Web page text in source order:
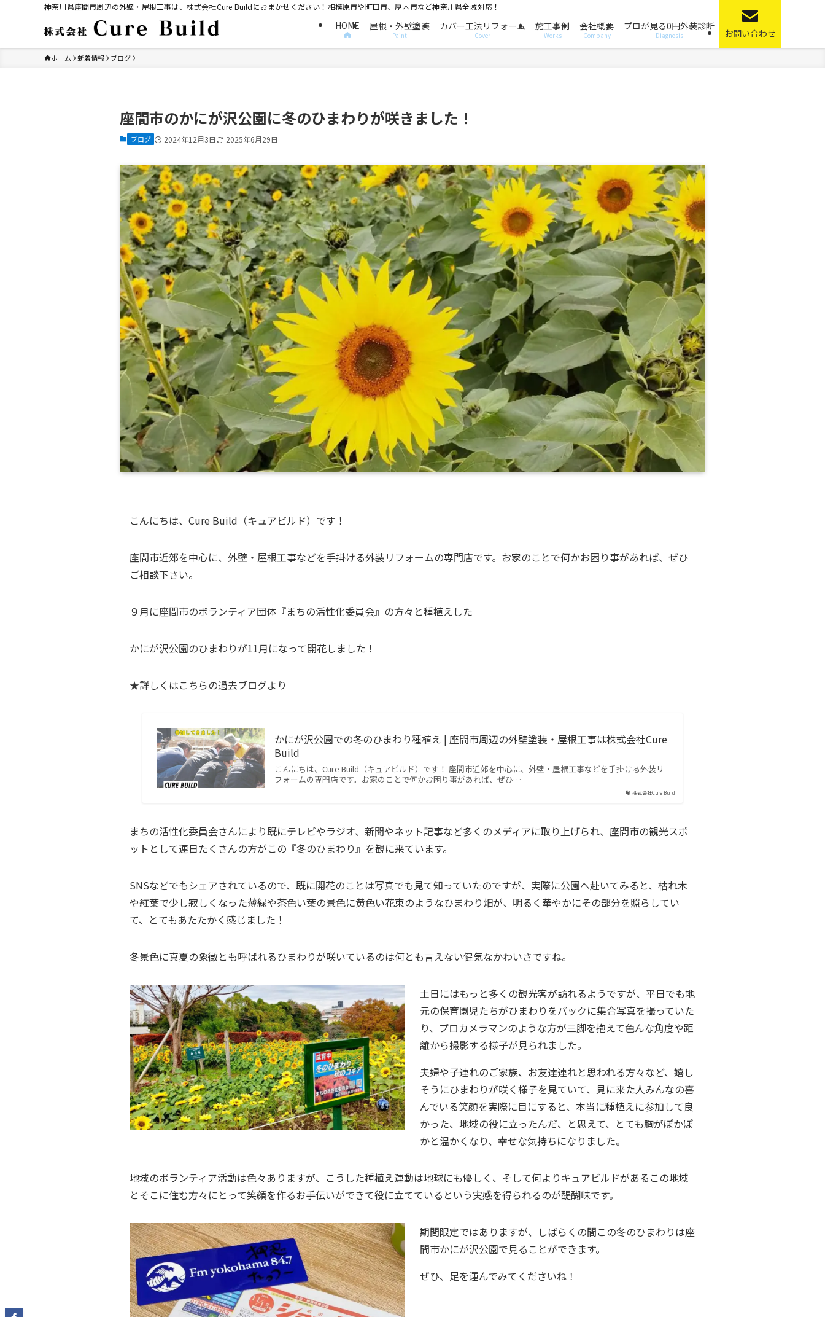
神奈川県座間市周辺の外壁・屋根工事は、株式会社Cure Buildにおまかせください！相模原市や町田市、厚木市など神奈川県全域対応！
HOME 屋根・外壁塗装
Paint
カバー工法リフォーム
Cover
施工事例
Works
会社概要
Company
プロが見る0円外装診断
Diagnosis お問い合わせ
ホーム 新着情報 ブログ
座間市のかにが沢公園に冬のひまわりが咲きました！
ブログ 2024年12月3日 2025年6月29日
こんにちは、Cure Build（キュアビルド）です！
座間市近郊を中心に、外壁・屋根工事などを手掛ける外装リフォームの専門店です。お家のことで何かお困り事があれば、ぜひ
ご相談下さい。
９月に座間市のボランティア団体『まちの活性化委員会』の方々と種植えした
かにが沢公園のひまわりが11月になって開花しました！
★詳しくはこちらの過去ブログより
株式会社Cure Build
かにが沢公園での冬のひまわり種植え | 座間市周辺の外壁塗装・屋根工事は株式会社Cure
Build
こんにちは、Cure Build（キュアビルド）です！ 座間市近郊を中心に、外壁・屋根工事などを手掛ける外装リ
フォームの専門店です。お家のことで何かお困り事があれば、ぜひ…
まちの活性化委員会さんにより既にテレビやラジオ、新聞やネット記事など多くのメディアに取り上げられ、座間市の観光スポ
ットとして連日たくさんの方がこの『冬のひまわり』を観に来ています。
SNSなどでもシェアされているので、既に開花のことは写真でも見て知っていたのですが、実際に公園へ赴いてみると、枯れ木
や紅葉で少し寂しくなった薄緑や茶色い葉の景色に黄色い花束のようなひまわり畑が、明るく華やかにその部分を照らしてい
て、とてもあたたかく感じました！
冬景色に真夏の象徴とも呼ばれるひまわりが咲いているのは何とも言えない健気なかわいさですね。
土日にはもっと多くの観光客が訪れるようですが、平日でも地
元の保育園児たちがひまわりをバックに集合写真を撮っていた
り、プロカメラマンのような方が三脚を抱えて色んな角度や距
離から撮影する様子が見られました。
夫婦や子連れのご家族、お友達連れと思われる方々など、嬉し
そうにひまわりが咲く様子を見ていて、見に来た人みんなの喜
んでいる笑顔を実際に目にすると、本当に種植えに参加して良
かった、地域の役に立ったんだ、と思えて、とても胸がぽかぽ
かと温かくなり、幸せな気持ちになりました。
地域のボランティア活動は色々ありますが、こうした種植え運動は地球にも優しく、そして何よりキュアビルドがあるこの地域
とそこに住む方々にとって笑顔を作るお手伝いができて役に立てているという実感を得られるのが醍醐味です。
期間限定ではありますが、しばらくの間この冬のひまわりは座
間市かにが沢公園で見ることができます。
ぜひ、足を運んでみてくださいね！